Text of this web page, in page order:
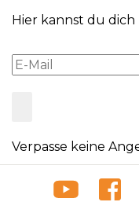
Hier kannst du
Verpasse keine